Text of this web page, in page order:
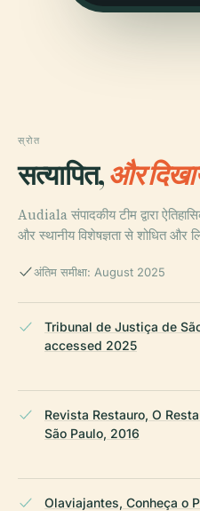
स्रोत
सत्यापित,और
Audiala संपादकीय टीम द्वारा
और स्थानीय विशेषज्ञता से शोधित और
अंतिम समीक्षा: August 2025
Tribunal de Justiça de
accessed 2025
Revista Restauro, O
São Paulo, 2016
Olaviajantes, Conheça o